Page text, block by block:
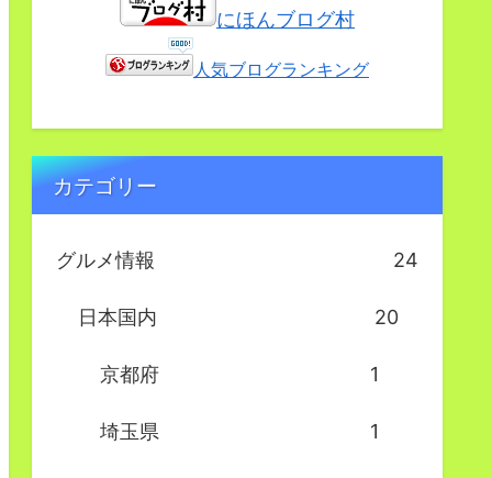
にほんブログ村
人気ブログランキング
カテゴリー
グルメ情報 24
日本国内 20
京都府 1
埼玉県 1